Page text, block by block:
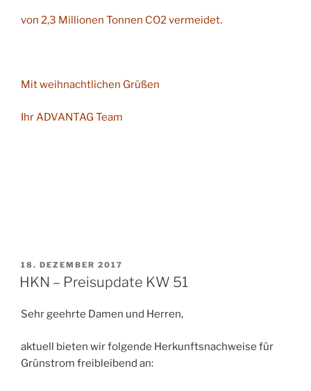
von 2,3 Millionen Tonnen CO2 vermeidet.
Mit weihnachtlichen Grüßen
Ihr ADVANTAG Team
VERÖFFENTLICHT
AM
18. DEZEMBER 2017
HKN – Preisupdate KW 51
Sehr geehrte Damen und Herren,
aktuell bieten wir folgende Herkunftsnachweise für
Grünstrom freibleibend an: